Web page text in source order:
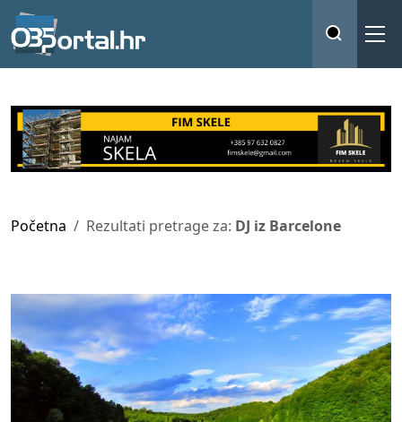
Početna Rezultati pretrage za: DJ iz Barcelone